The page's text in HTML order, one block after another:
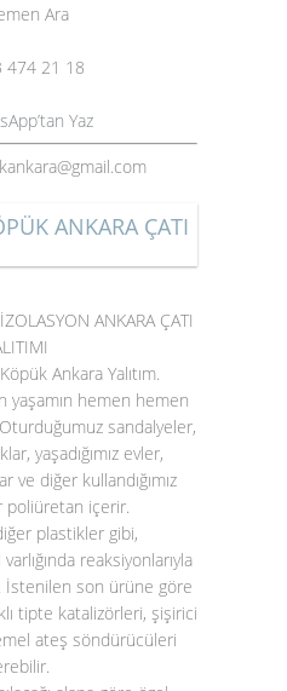
Ara
474 21 18
Yaz
ANKARA ÇATI
ANKARA ÇATI
Ankara Yalıtım.
hemen hemen
sandalyeler,
yaşadığımız evler,
ve diğer kullandığımız
poliüretan içerir.
plastikler gibi,
reaksiyonlarıyla
son ürüne göre
tipte katalizörleri, şişirici
ateş söndürücüleri